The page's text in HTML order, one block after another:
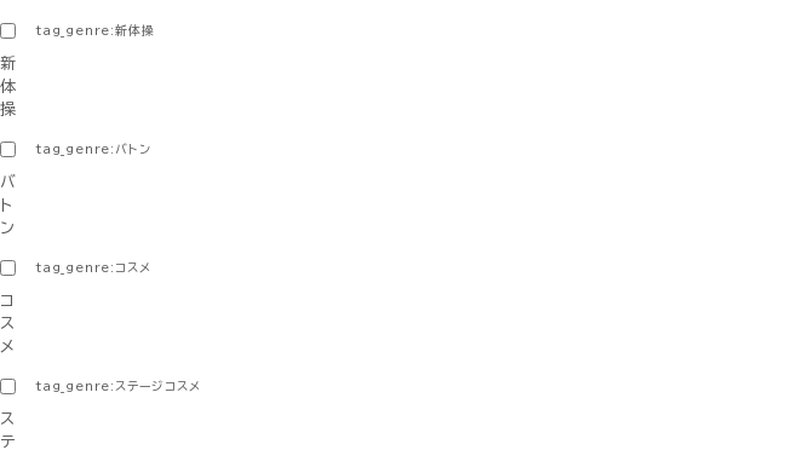
tag_genre:新体操
新
体
操
tag_genre:バトン
バ
ト
ン
tag_genre:コスメ
コ
ス
メ
tag_genre:ステージコスメ
ス
テ